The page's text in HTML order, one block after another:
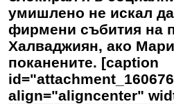
умишлено не искал
фирмени събития на
Халваджиян, ако
поканените. [caption
align="aligncenter"